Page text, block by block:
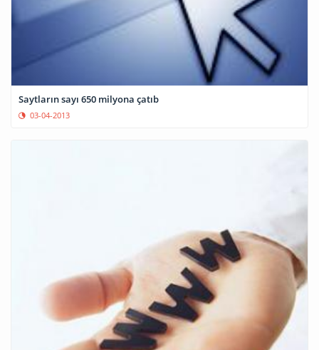
Saytların sayı 650 milyona çatıb
03-04-2013